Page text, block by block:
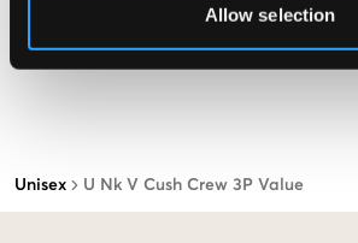
Allow selection
Unisex U Nk V Cush Crew 3P Value